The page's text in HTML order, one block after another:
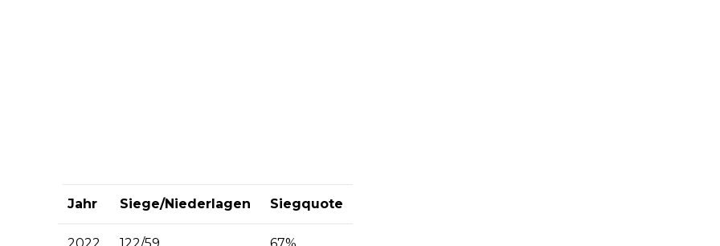
Jahr Siege/Niederlagen Siegquote
2022 122/59 67%